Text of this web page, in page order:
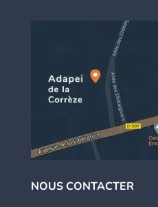
NOUS CONTACTER